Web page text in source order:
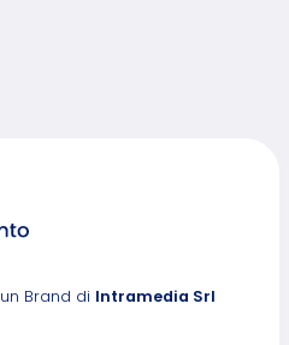
Brand di Intramedia Srl